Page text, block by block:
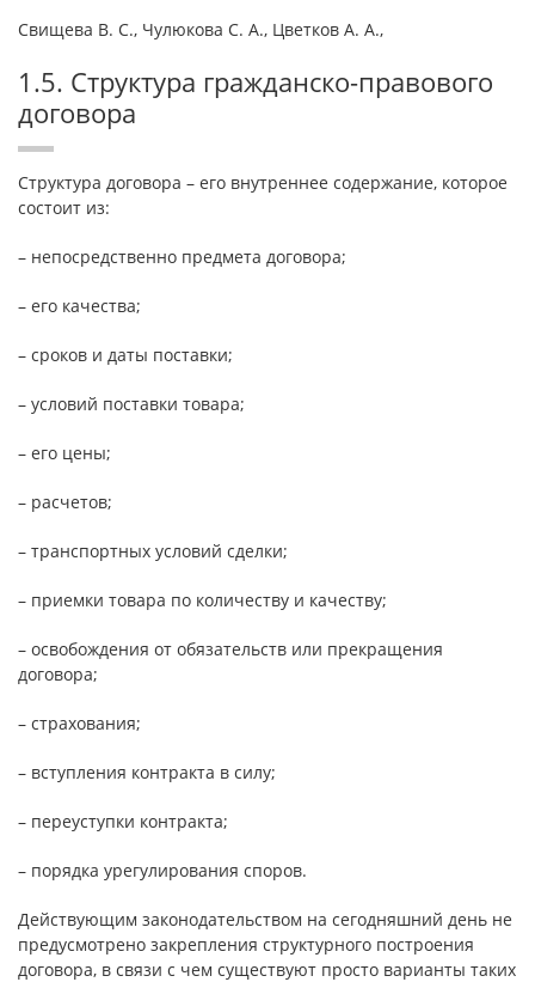
Свищева В. С., Чулюкова С. А., Цветков А. А.,
1.5. Структура гражданско-правового
договора
Структура договора – его внутреннее содержание, которое
состоит из:
– непосредственно предмета договора;
– его качества;
– сроков и даты поставки;
– условий поставки товара;
– его цены;
– расчетов;
– транспортных условий сделки;
– приемки товара по количеству и качеству;
– освобождения от обязательств или прекращения
договора;
– страхования;
– вступления контракта в силу;
– переуступки контракта;
– порядка урегулирования споров.
Действующим законодательством на сегодняшний день не
предусмотрено закрепления структурного построения
договора, в связи с чем существуют просто варианты таких